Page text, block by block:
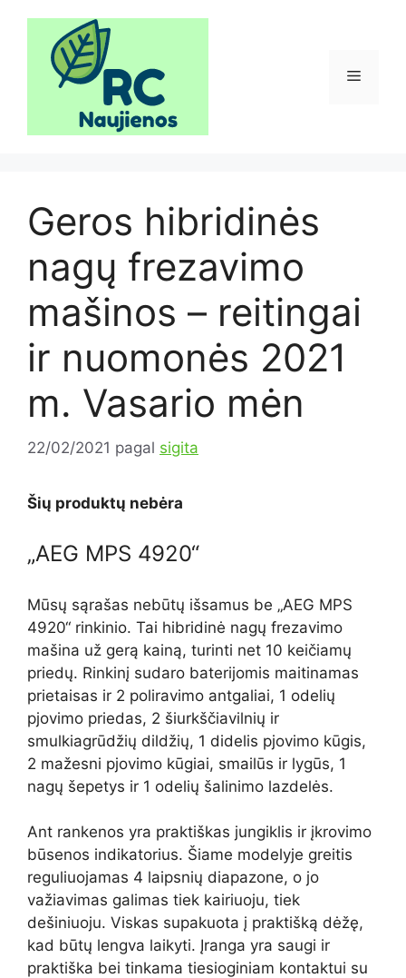
Meniu
Geros hibridinės
nagų frezavimo
mašinos – reitingai
ir nuomonės 2021
m. Vasario mėn
22/02/2021 pagal sigita
Šių produktų nebėra
„AEG MPS 4920“
Mūsų sąrašas nebūtų išsamus be „AEG MPS
4920“ rinkinio. Tai hibridinė nagų frezavimo
mašina už gerą kainą, turinti net 10 keičiamų
priedų. Rinkinį sudaro baterijomis maitinamas
prietaisas ir 2 poliravimo antgaliai, 1 odelių
pjovimo priedas, 2 šiurkščiavilnių ir
smulkiagrūdžių dildžių, 1 didelis pjovimo kūgis,
2 mažesni pjovimo kūgiai, smailūs ir lygūs, 1
nagų šepetys ir 1 odelių šalinimo lazdelės.
Ant rankenos yra praktiškas jungiklis ir įkrovimo
būsenos indikatorius. Šiame modelyje greitis
reguliuojamas 4 laipsnių diapazone, o jo
važiavimas galimas tiek kairiuoju, tiek
dešiniuoju. Viskas supakuota į praktišką dėžę,
kad būtų lengva laikyti. Įranga yra saugi ir
praktiška bei tinkama tiesioginiam kontaktui su